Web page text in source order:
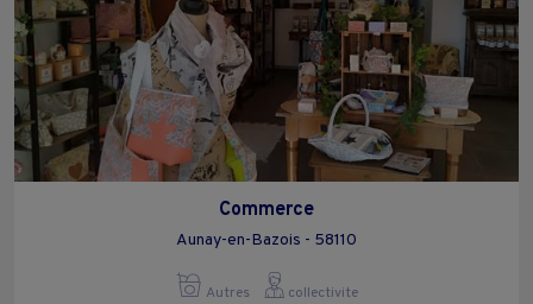
Commerce
Aunay-en-Bazois - 58110
Autres collectivite